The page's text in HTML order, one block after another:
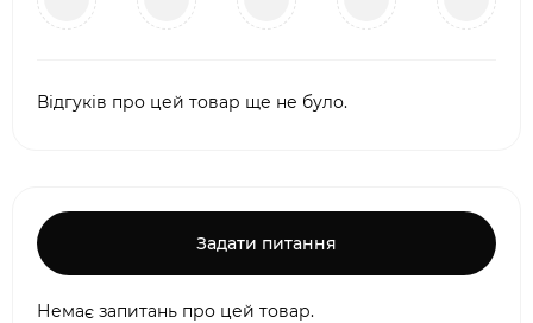
Відгуків про цей товар ще не було.
Задати питання
Немає запитань про цей товар.